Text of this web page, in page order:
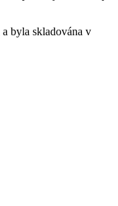
byla skladována v